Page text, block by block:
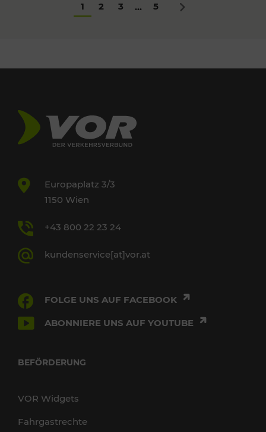
1 2 3 ... 5 Nächstes
Europaplatz 3/3
1150 Wien
+43 800 22 23 24
kundenservice[at]vor.at
FOLGE UNS AUF FACEBOOK
ABONNIERE UNS AUF YOUTUBE
BEFÖRDERUNG
VOR Widgets
Fahrgastrechte